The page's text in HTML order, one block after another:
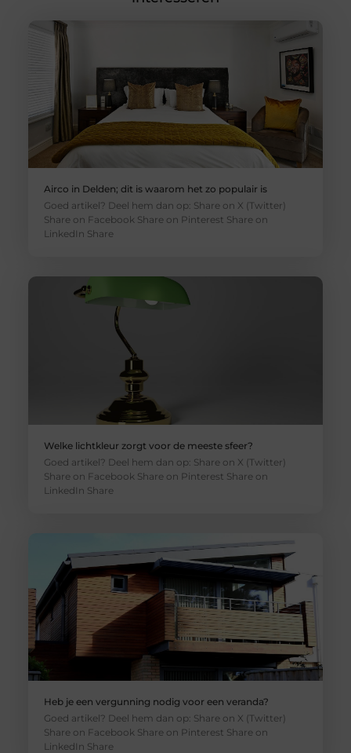
Airco in Delden; dit is waarom het zo populair is
Goed artikel? Deel hem dan op: Share on X (Twitter)
Share on Facebook Share on Pinterest Share on
LinkedIn Share
Welke lichtkleur zorgt voor de meeste sfeer?
Goed artikel? Deel hem dan op: Share on X (Twitter)
Share on Facebook Share on Pinterest Share on
LinkedIn Share
Heb je een vergunning nodig voor een veranda?
Goed artikel? Deel hem dan op: Share on X (Twitter)
Share on Facebook Share on Pinterest Share on
LinkedIn Share